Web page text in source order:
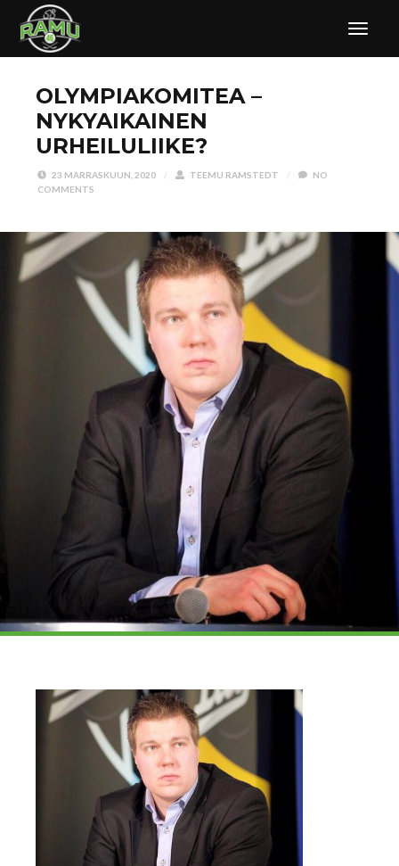
OLYMPIAKOMITEA –
NYKYAIKAINEN
URHEILULIIKE?
23 MARRASKUUN, 2020 / TEEMU RAMSTEDT /
NO
COMMENTS